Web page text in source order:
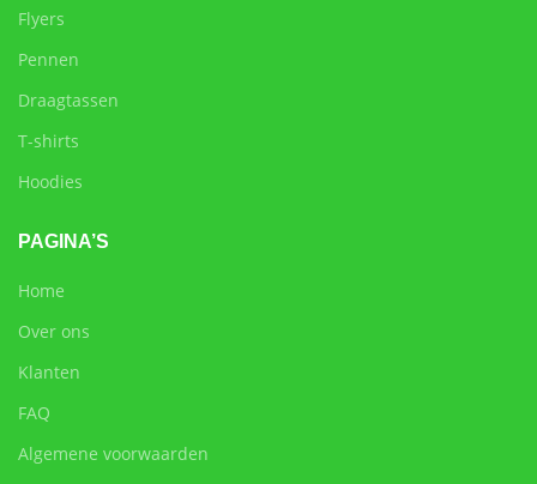
Flyers
Pennen
Draagtassen
T-shirts
Hoodies
PAGINA’S
Home
Over ons
Klanten
FAQ
Algemene voorwaarden